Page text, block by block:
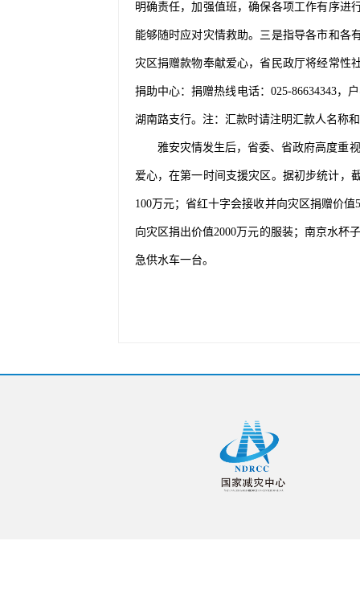
明确责任，加强值班，确保各项工作有序进
能够随时应对灾情救助。三是指导各市和各
灾区捐赠款物奉献爱心，省民政厅将经常性
捐助中心：捐赠热线电话：025-86634343，
湖南路支行。注：汇款时请注明汇款人名称
雅安灾情发生后，省委、省政府高度重视
爱心，在第一时间支援灾区。据初步统计，
100万元；省红十字会接收并向灾区捐赠价
向灾区捐出价值2000万元的服装；南京水杯
急供水车一台。